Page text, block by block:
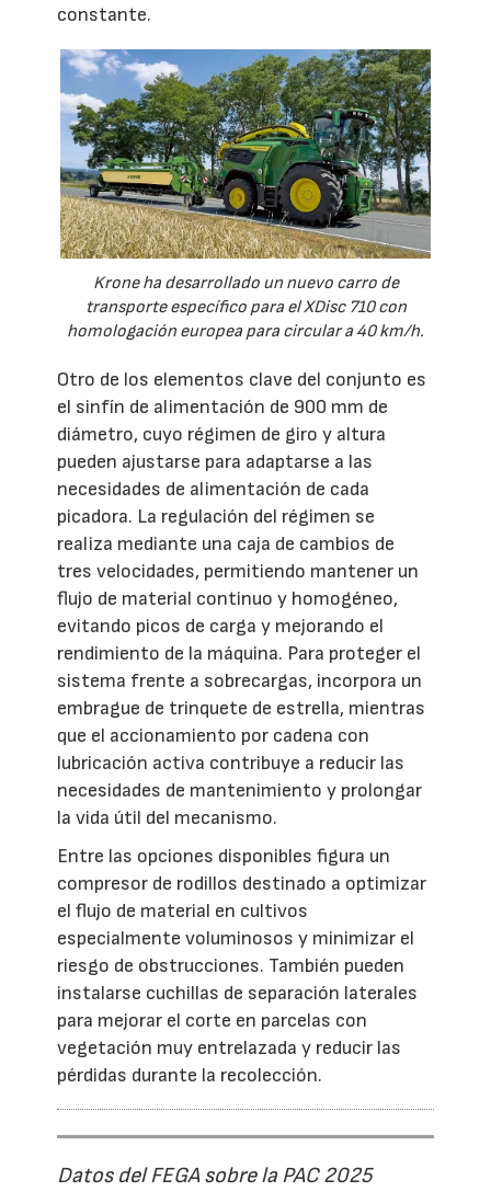
constante.
Krone ha desarrollado un nuevo carro de
transporte específico para el XDisc 710 con
homologación europea para circular a 40 km/h.
Otro de los elementos clave del conjunto es
el sinfín de alimentación de 900 mm de
diámetro, cuyo régimen de giro y altura
pueden ajustarse para adaptarse a las
necesidades de alimentación de cada
picadora. La regulación del régimen se
realiza mediante una caja de cambios de
tres velocidades, permitiendo mantener un
flujo de material continuo y homogéneo,
evitando picos de carga y mejorando el
rendimiento de la máquina. Para proteger el
sistema frente a sobrecargas, incorpora un
embrague de trinquete de estrella, mientras
que el accionamiento por cadena con
lubricación activa contribuye a reducir las
necesidades de mantenimiento y prolongar
la vida útil del mecanismo.
Entre las opciones disponibles figura un
compresor de rodillos destinado a optimizar
el flujo de material en cultivos
especialmente voluminosos y minimizar el
riesgo de obstrucciones. También pueden
instalarse cuchillas de separación laterales
para mejorar el corte en parcelas con
vegetación muy entrelazada y reducir las
pérdidas durante la recolección.
Datos del FEGA sobre la PAC 2025